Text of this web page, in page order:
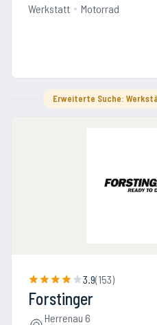
Werkstatt Motorrad
Erweiterte Suche:
3.9(153)
Forstinger
Herrenau 6